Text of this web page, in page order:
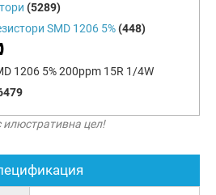
(5289)
SMD 1206 5% (448)
1206 5% 200ppm 15R 1/4W
цел!